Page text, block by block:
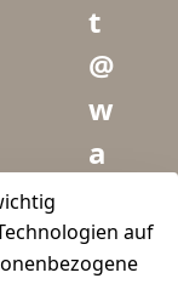
auf
t
@
w
a
d